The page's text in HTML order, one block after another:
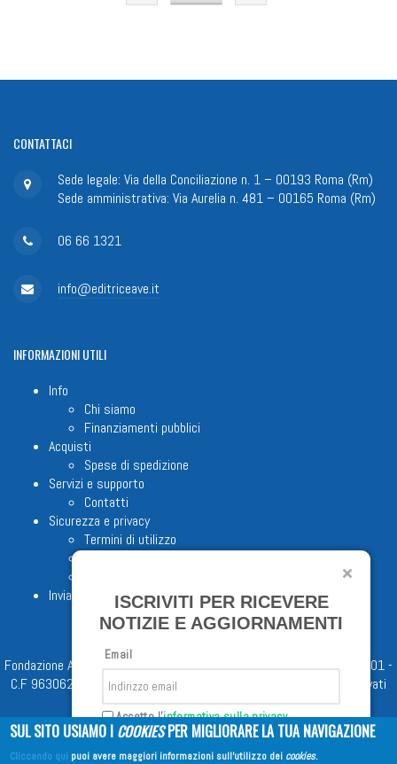
CONTATTACI
Sede legale: Via della Conciliazione n. 1 – 00193 Roma (Rm)
Sede amministrativa: Via Aurelia n. 481 – 00165 Roma (Rm)
06 66 1321
info@editriceave.it
INFORMAZIONIUTILI
Info
Chi siamo
Finanziamenti pubblici
Acquisti
Spese di spedizione
Servizi e supporto
Contatti
Sicurezza e privacy
Termini di utilizzo
Invia proposta editoriale
Fondazione Apostolicam Actuositatem ETS © 2023 - P.I. 05398481001 -
C.F 96306220581 - REA 888781 del 23/02/98 - Tutti i diritti riservati
ISCRIVITI PER RICEVERE
NOTIZIE E AGGIORNAMENTI
Email
Accetto l'informativa sulla privacy
Iscriviti
SUL SITO USIAMO I COOKIESPER MIGLIORARE LA TUA NAVIGAZIONE
Cliccando qui puoi avere maggiori informazioni sull'utilizzo dei cookies.